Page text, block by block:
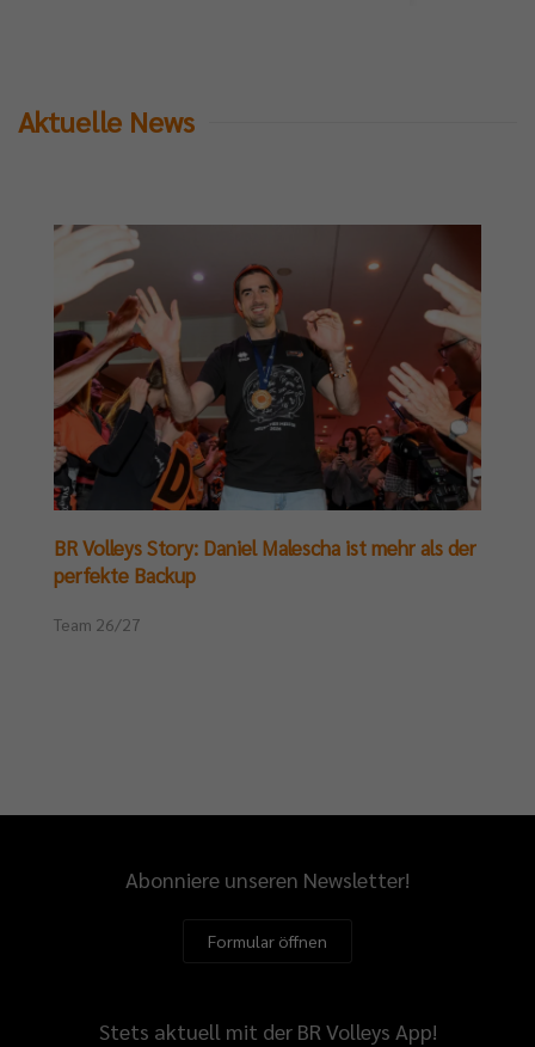
Aktuelle News
BR Volleys Story: Daniel Malescha ist mehr als der
perfekte Backup
Team 26/27
Abonniere unseren Newsletter!
Formular öffnen
Stets aktuell mit der BR Volleys App!